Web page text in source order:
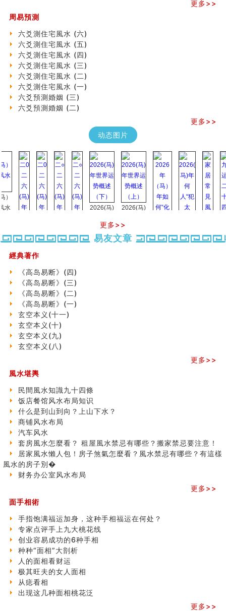
《高岛易断》(四)
吃相与性格及命运
六爻測住宅風水 (六)
民間風水知識九十四條
马斯克八字分析
饭店餐馆风水布局知识
六爻占卜中如何预测官运、事业运？
《高岛易断》(三)
专家点评手上九大桃花线
四柱八字快速直断技法
创业容易成功的6种手相
算命先生都不外传的算命顺口溜
什么是到山到向？上山下水？
六爻算卦：我能面试升职吗？
《高岛易断》(一)
朱德總司命造 (名⼈⼋字淺析九）
刘燮鈞讲人相 手相论财运
种种“面相”大剖析
商舖大門的風水原則 (上)
玄空本义(十一)
家居常見風水形煞及化解方法 (三)
天要下雨娘要嫁人
预测开店怎么样
口相與命運
六爻測住宅風水 (五)
一篇文章解答八字命理所有困惑
汽车风水
姓名字义玄机藏凶吉
六爻占卜预测考试结果
套房風水怎麼看？ 租屋風水禁忌有哪些？搬家禁忌要注
意！
精选1500个五行属金的字
玄空本义(九)
八字十神与坐基关系详解
精选1000个五行属土的字
人的面相看财运
玄空本义(八)
六爻算卦：测腹中胎儿是男是女
中國改革開放總設計師鄧小平命造 (名人八字淺析八）
测字（实例解释）
玄空本义(七)
刘燮鈞讲人相 手纹与命运(二)
商铺如何摆放物品催财招财
极其旺夫的女人面相
家居常見風水形煞及化解方法 (二)
居家風水懶人包！房子煞氣怎麼看？風水禁忌有哪些？有
這樣風水的房子別�
南半球的八字如何推排
更多>>
周易預測
六爻測住宅風水 (六)
六爻測住宅風水 (五)
六爻測住宅風水 (四)
六爻測住宅風水 (三)
六爻測住宅風水 (二)
六爻測住宅風水 (一)
六爻預測婚姻 (三)
六爻預測婚姻 (二)
更多>>
动态图片
二0
二
六
(马)
二
生
肖
运
程
(兔
龙
蛇)
二0
二
六
(马)
二
生
肖
运
程
(鼠
牛
虎)
二○
二
六
(马)
生
肖
运
程
(鸡
狗
猪)
二○
二
六
(马)
生
肖
运
程
羊
猴)
2026(马)
（下）
2026(马)
势概述
（上）
年
马)年
風
法
(一)
析
(
更多>>
易友文章
經典著作
《高岛易断》(四)
《高岛易断》(三)
《高岛易断》(二)
《高岛易断》(一)
玄空本义(十一)
玄空本义(十)
玄空本义(九)
玄空本义(八)
更多>>
風水堪輿
民間風水知識九十四條
饭店餐馆风水布局知识
什么是到山到向？上山下水？
商铺风水布局
汽车风水
套房風水怎麼看？ 租屋風水禁忌有哪些？搬家禁忌要注意！
居家風水懶人包！房子煞氣怎麼看？風水禁忌有哪些？有這樣
風水的房子別�
财务办公室风水布局
更多>>
面手相術
手指饱满福运加身，这种手相福运在何处？
专家点评手上九大桃花线
创业容易成功的6种手相
种种“面相”大剖析
人的面相看财运
极其旺夫的女人面相
从痣看相
出现这几种面相桃花泛
更多>>